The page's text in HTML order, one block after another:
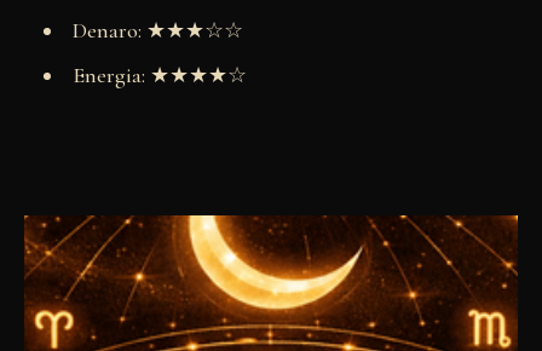
Denaro: ★★★☆☆
Energia: ★★★★☆